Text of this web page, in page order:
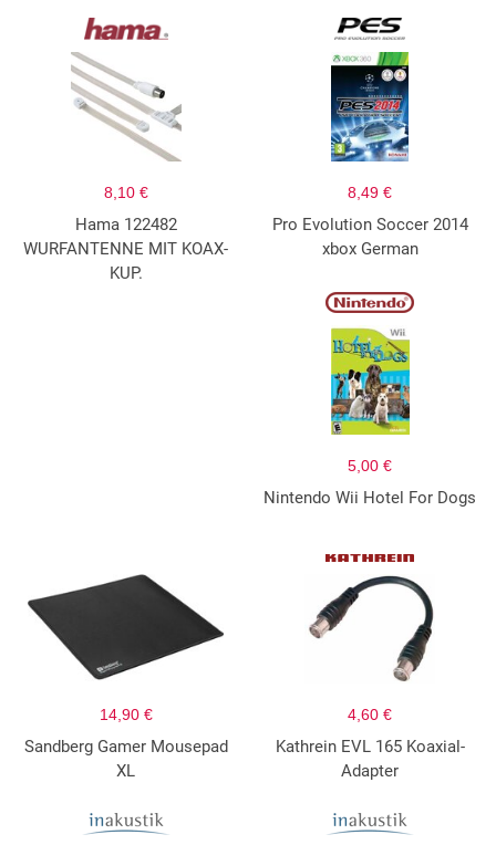
8,10 €
Hama 122482
WURFANTENNE MIT KOAX-
KUP.
8,49 €
Pro Evolution Soccer 2014
xbox German
5,00 €
Nintendo Wii Hotel For Dogs
14,90 €
Sandberg Gamer Mousepad
XL
4,60 €
Kathrein EVL 165 Koaxial-
Adapter